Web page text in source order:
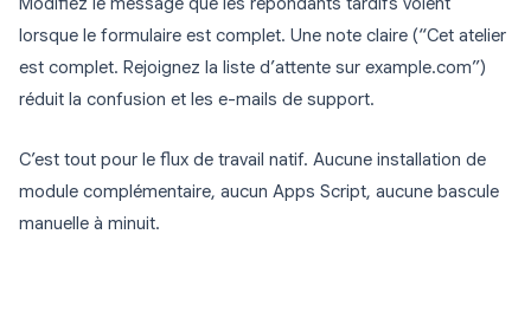
lorsque le formulaire est complet. Une note claire (“Cet atelier
est complet. Rejoignez la liste d’attente sur example.com”)
réduit la confusion et les e-mails de support.
C’est tout pour le flux de travail natif. Aucune installation de
module complémentaire, aucun Apps Script, aucune bascule
manuelle à minuit.